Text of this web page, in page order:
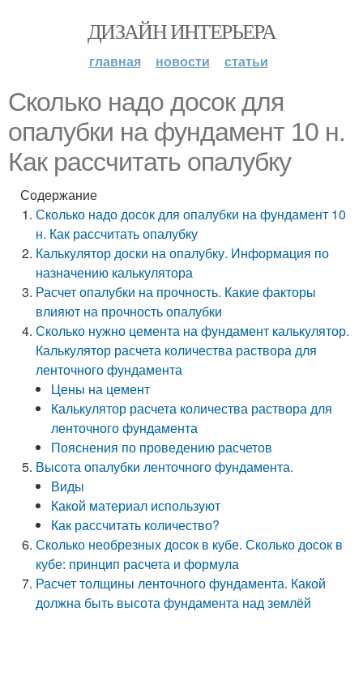
ДИЗАЙН ИНТЕРЬЕРА
главная новости статьи
Сколько надо досок для
опалубки на фундамент 10 н.
Как рассчитать опалубку
Содержание
Сколько надо досок для опалубки на фундамент 10
н. Как рассчитать опалубку
Калькулятор доски на опалубку. Информация по
назначению калькулятора
Расчет опалубки на прочность. Какие факторы
влияют на прочность опалубки
Сколько нужно цемента на фундамент калькулятор.
Калькулятор расчета количества раствора для
ленточного фундамента
Цены на цемент
Калькулятор расчета количества раствора для
ленточного фундамента
Пояснения по проведению расчетов
Высота опалубки ленточного фундамента.
Виды
Какой материал используют
Как рассчитать количество?
Сколько необрезных досок в кубе. Сколько досок в
кубе: принцип расчета и формула
Расчет толщины ленточного фундамента. Какой
должна быть высота фундамента над землёй